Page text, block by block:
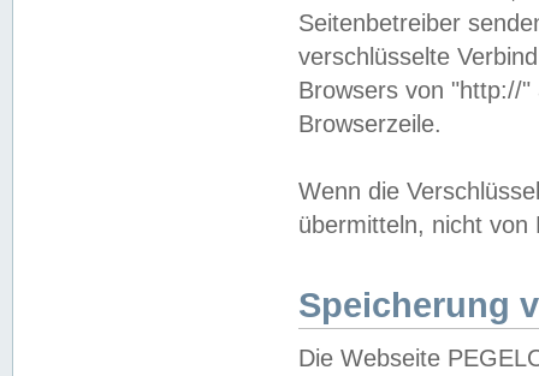
Seitenbetreiber
verschlüsselte
Browsers von "http://
Browserzeile.
Wenn die
übermitteln, nicht von
Speicherung
Die Webseite